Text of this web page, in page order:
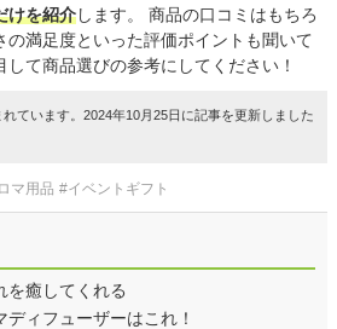
けを紹介します。 商品の口コミはもちろ
の満足度といった評価ポイントも聞いて
て商品選びの参考にしてください！
ています。2024年10月25日に記事を更新しました
マ用品 #イベントギフト
を癒してくれる
ィフューザーはこれ！